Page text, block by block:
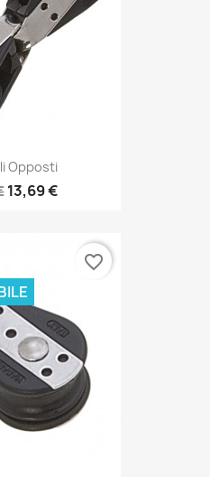
Opposti
13,69 €
favorite_border